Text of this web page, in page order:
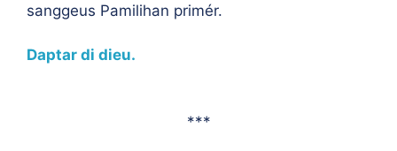
sanggeus Pamilihan primér.
Daptar di dieu.
***